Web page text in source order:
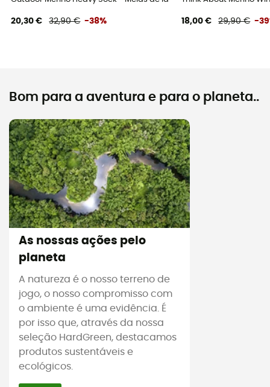
20,30 € 32,90 € -38% 18,00 € 29,90 € -
Bom para a aventura e para o planeta..
As nossas ações pelo
planeta
A natureza é o nosso terreno de
jogo, o nosso compromisso com
o ambiente é uma evidência. É
por isso que, através da nossa
seleção HardGreen, destacamos
produtos sustentáveis e
ecológicos.